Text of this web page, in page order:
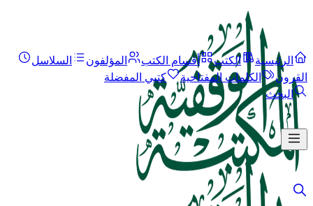
الرئيسية الكتب أقسام الكتب المؤلفون
السلاسل
القرون
الكلمات المفتاحية
كتبي المفضلة
البحث